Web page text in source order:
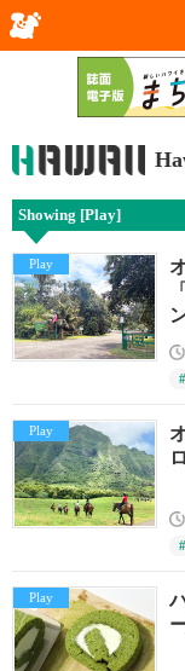
Showing [Play]
Play
#
Play
#
Play